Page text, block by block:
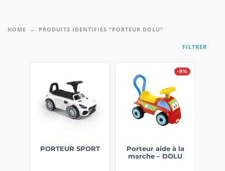
HOME PRODUITS IDENTIFIÉS “PORTEUR DOLU”
FILTRER
PORTEUR SPORT
-9%
Porteur aide à la
marche – DOLU